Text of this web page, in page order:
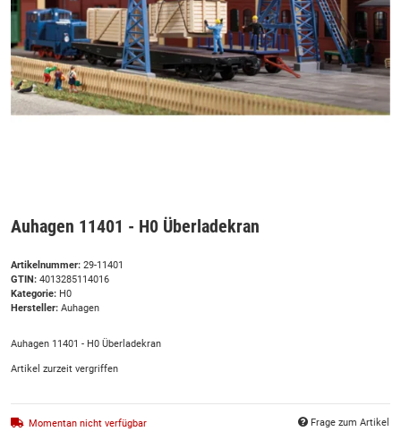
Auhagen 11401 - H0 Überladekran
Artikelnummer: 29-11401
GTIN: 4013285114016
Kategorie: H0
Hersteller: Auhagen
Auhagen 11401 - H0 Überladekran
Artikel zurzeit vergriffen
Momentan nicht verfügbar Frage zum Artikel